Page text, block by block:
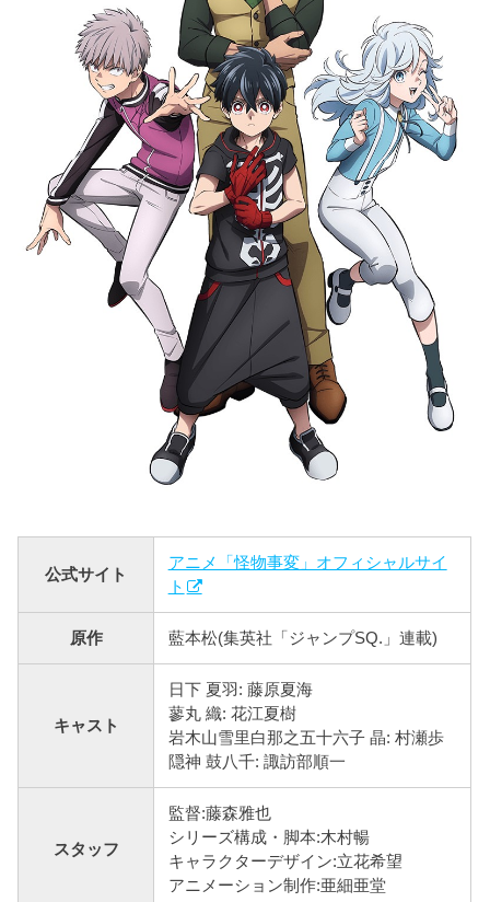
公式サイト
アニメ「怪物事変」オフィシャルサイ
ト
原作 藍本松(集英社「ジャンプSQ.」連載)
キャスト
日下 夏羽: 藤原夏海
蓼丸 織: 花江夏樹
岩木山雪里白那之五十六子 晶: 村瀬歩
隠神 鼓八千: 諏訪部順一
スタッフ
監督:藤森雅也
シリーズ構成・脚本:木村暢
キャラクターデザイン:立花希望
アニメーション制作:亜細亜堂